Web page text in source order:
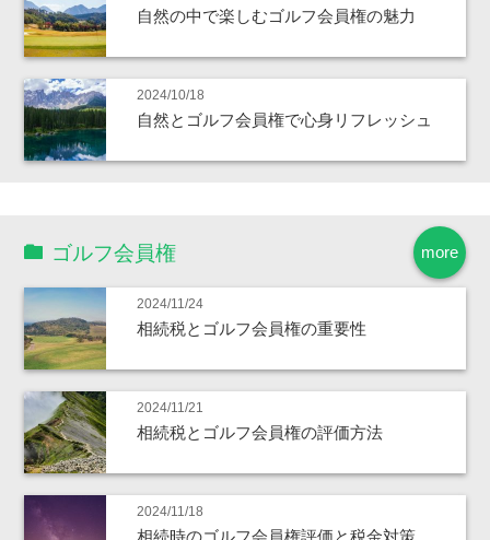
自然の中で楽しむゴルフ会員権の魅力
2024/10/18
自然とゴルフ会員権で心身リフレッシュ
more
ゴルフ会員権
2024/11/24
相続税とゴルフ会員権の重要性
2024/11/21
相続税とゴルフ会員権の評価方法
2024/11/18
相続時のゴルフ会員権評価と税金対策